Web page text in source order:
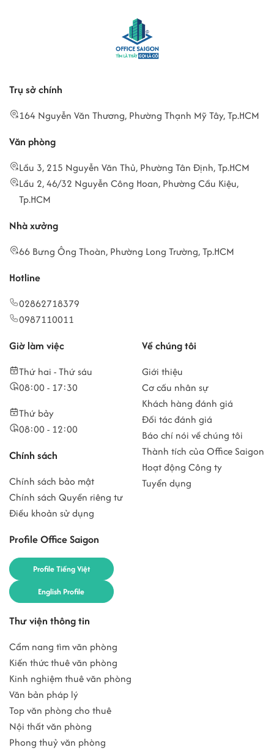
Trụ sở chính
164 Nguyễn Văn Thương, Phường Thạnh Mỹ Tây, Tp.HCM
Văn phòng
Lầu 3, 215 Nguyễn Văn Thủ, Phường Tân Định, Tp.HCM
Lầu 2, 46/32 Nguyễn Công Hoan, Phường Cầu Kiệu,
Tp.HCM
Nhà xưởng
66 Bưng Ông Thoàn, Phường Long Trường, Tp.HCM
Hotline
02862718379
0987110011
Giờ làm việc
Thứ hai - Thứ sáu
08:00 - 17:30
Thứ bảy
08:00 - 12:00
Chính sách
Chính sách bảo mật
Chính sách Quyền riêng tư
Điều khoản sử dụng
Profile Office Saigon
Profile Tiếng Việt
English Profile
Về chúng tôi
Giới thiệu
Cơ cấu nhân sự
Khách hàng đánh giá
Đối tác đánh giá
Báo chí nói về chúng tôi
Thành tích của Office Saigon
Hoạt động Công ty
Tuyển dụng
Thư viện thông tin
Cẩm nang tìm văn phòng
Kiến thức thuê văn phòng
Kinh nghiệm thuê văn phòng
Văn bản pháp lý
Top văn phòng cho thuê
Nội thất văn phòng
Phong thuỷ văn phòng